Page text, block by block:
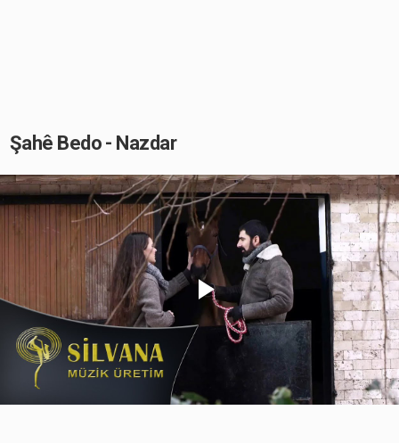
Şahê Bedo - Nazdar
Play
Video